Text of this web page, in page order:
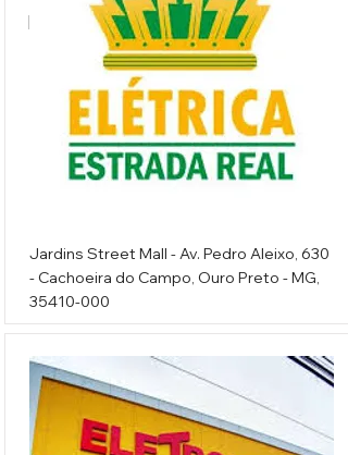
Elétrica Estrada Real
Jardins Street Mall - Av. Pedro Aleixo, 630
- Cachoeira do Campo, Ouro Preto - MG,
35410-000